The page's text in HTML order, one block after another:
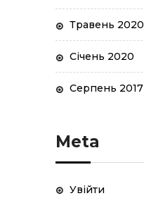
Травень 2020
Січень 2020
Серпень 2017
Meta
Увійти